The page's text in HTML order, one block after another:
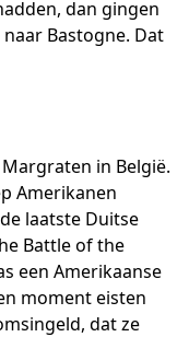
dan gingen
Bastogne. Dat
in België.
Amerikanen
laatste Duitse
Battle of the
een Amerikaanse
moment eisten
dat ze